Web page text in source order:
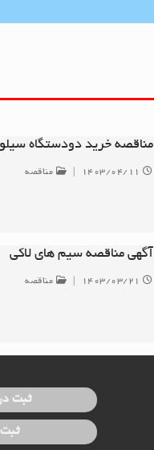
مناقصه خرید دودستگاه
۱۴۰۳/۰۴/۱۱ مناقصه
آگهی مناقصه سیم های لاکی
۱۴۰۳/۰۳/۲۱ مناقصه
ثبت